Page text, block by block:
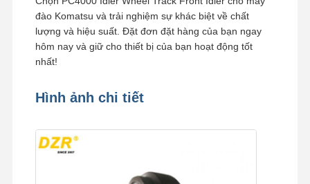
đào Komatsu và trải nghiệm sự khác biệt về chất
lượng và hiệu suất. Đặt đơn đặt hàng của bạn ngay
hôm nay và giữ cho thiết bị của bạn hoạt động tốt
nhất!
Hình ảnh chi tiết